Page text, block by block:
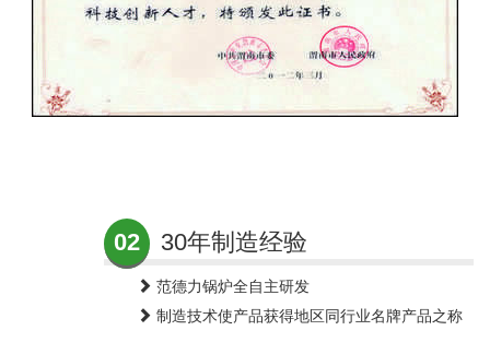
02 30年制造经验
范德力锅炉全自主研发
制造技术使产品获得地区同行业名牌产品之称